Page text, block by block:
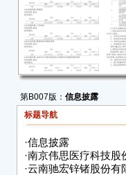
第B007版： 信息披露
标题导航
·信息披露
·南京伟思医疗科技股
·云南驰宏锌锗股份有